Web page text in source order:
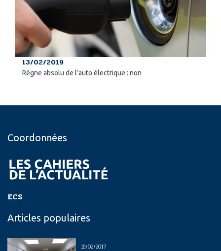
13/02/2019
Règne absolu de l’auto électrique : non
Coordonnées
ECS
Articles populaires
16/02/2017